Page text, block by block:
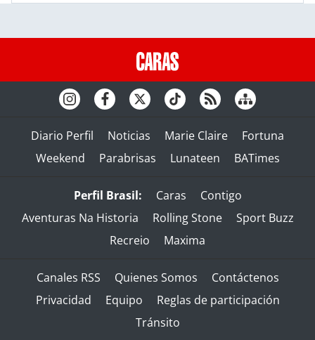
Diario Perfil Noticias Marie Claire
Fortuna
Weekend
Parabrisas Lunateen BATimes
Perfil Brasil: Caras
Contigo
Aventuras Na Historia
Rolling Stone
Sport Buzz
Recreio
Maxima
Canales RSS Quienes Somos
Contáctenos
Privacidad
Equipo
Reglas de participación
Tránsito